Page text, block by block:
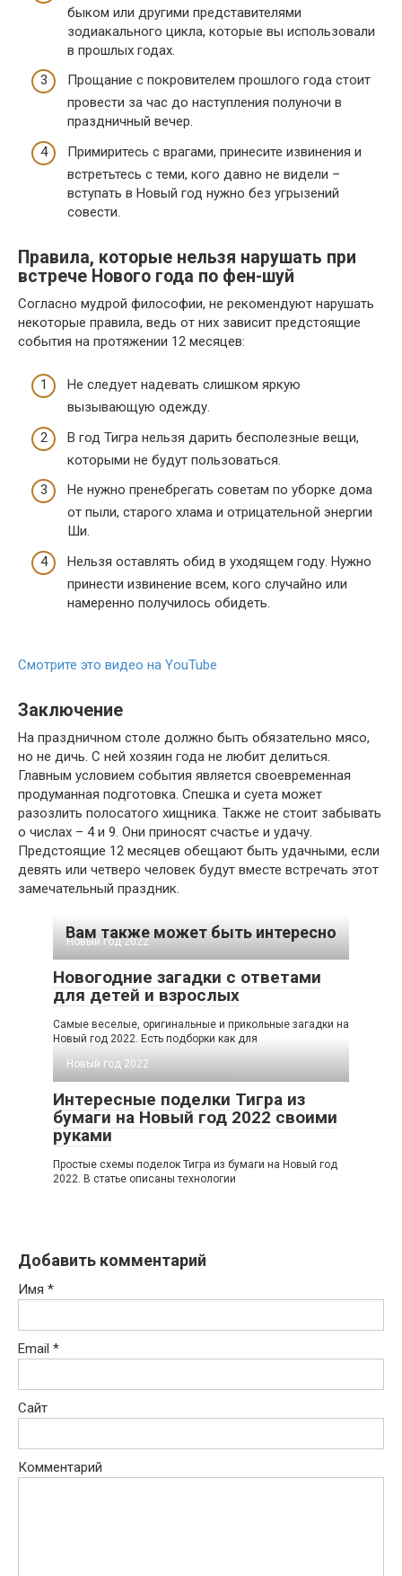
быком или другими представителями
зодиакального цикла, которые вы использовали
в прошлых годах.
Прощание с покровителем прошлого года стоит
провести за час до наступления полуночи в
праздничный вечер.
Примиритесь с врагами, принесите извинения и
встретьтесь с теми, кого давно не видели –
вступать в Новый год нужно без угрызений
совести.
Правила, которые нельзя нарушать при
встрече Нового года по фен-шуй
Согласно мудрой философии, не рекомендуют нарушать
некоторые правила, ведь от них зависит предстоящие
события на протяжении 12 месяцев:
Не следует надевать слишком яркую
вызывающую одежду.
В год Тигра нельзя дарить бесполезные вещи,
которыми не будут пользоваться.
Не нужно пренебрегать советам по уборке дома
от пыли, старого хлама и отрицательной энергии
Ши.
Нельзя оставлять обид в уходящем году. Нужно
принести извинение всем, кого случайно или
намеренно получилось обидеть.
Смотрите это видео на YouTube
Заключение
На праздничном столе должно быть обязательно мясо,
но не дичь. С ней хозяин года не любит делиться.
Главным условием события является своевременная
продуманная подготовка. Спешка и суета может
разозлить полосатого хищника. Также не стоит забывать
о числах – 4 и 9. Они приносят счастье и удачу.
Предстоящие 12 месяцев обещают быть удачными, если
девять или четверо человек будут вместе встречать этот
замечательный праздник.
Вам также может быть интересно
Новый год 2022
Новогодние загадки с ответами
для детей и взрослых
Самые веселые, оригинальные и прикольные загадки на
Новый год 2022. Есть подборки как для
Новый год 2022
Интересные поделки Тигра из
бумаги на Новый год 2022 своими
руками
Простые схемы поделок Тигра из бумаги на Новый год
2022. В статье описаны технологии
Добавить комментарий
Имя *
Email *
Сайт
Комментарий